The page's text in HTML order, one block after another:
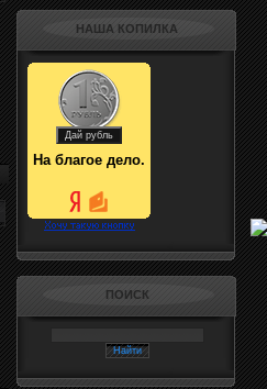
НАША КОПИЛКА
На благое дело.
ПОИСК